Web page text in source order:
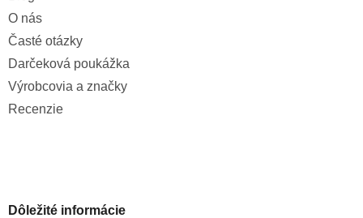
O nás
Časté otázky
Darčeková poukážka
Výrobcovia a značky
Recenzie
Dôležité informácie